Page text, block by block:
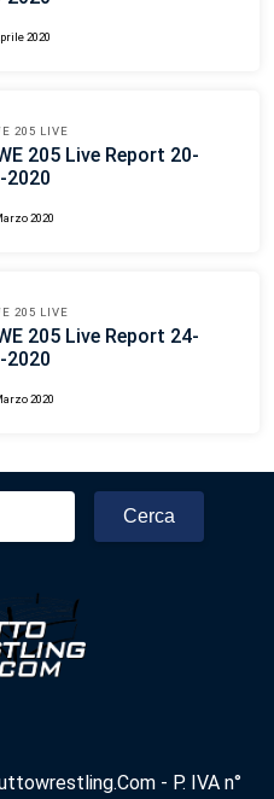
2020
205 LIVE
205 Live Report 20-
2020
2020
205 LIVE
205 Live Report 24-
2020
2020
- P. IVA n°